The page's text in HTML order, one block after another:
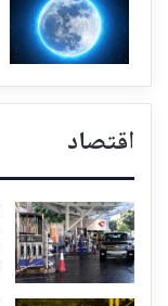
اقتصاد